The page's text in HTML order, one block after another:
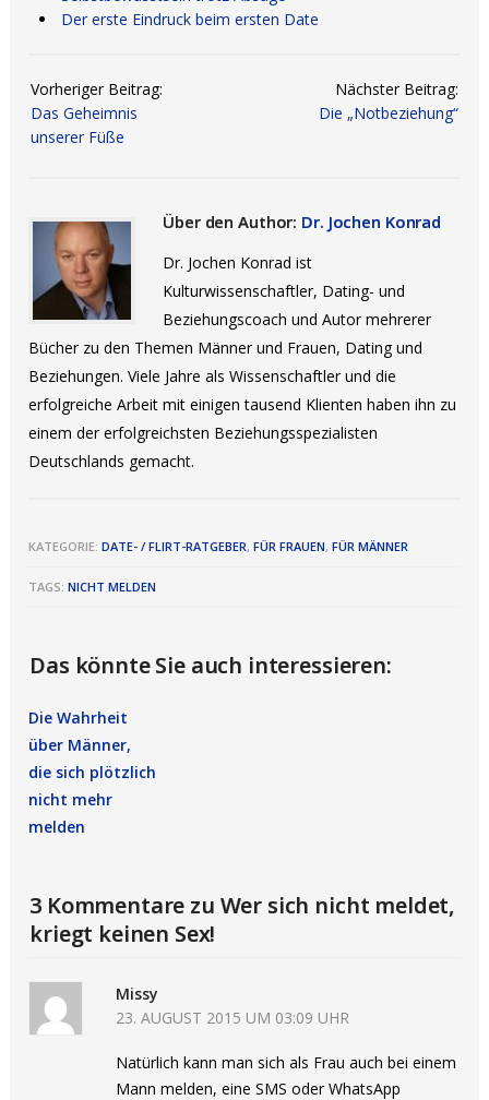
Der erste Eindruck beim ersten Date
Vorheriger Beitrag:
Das Geheimnis
unserer Füße
Nächster Beitrag:
Die „Notbeziehung“
Über den Author: Dr. Jochen Konrad
Dr. Jochen Konrad ist
Kulturwissenschaftler, Dating- und
Beziehungscoach und Autor mehrerer
Bücher zu den Themen Männer und Frauen, Dating und
Beziehungen. Viele Jahre als Wissenschaftler und die
erfolgreiche Arbeit mit einigen tausend Klienten haben ihn zu
einem der erfolgreichsten Beziehungsspezialisten
Deutschlands gemacht.
KATEGORIE:DATE- / FLIRT-RATGEBER,FÜR FRAUEN,FÜR MÄNNER
TAGS:NICHT MELDEN
Das könnte Sie auch interessieren:
Die Wahrheit
über Männer,
die sich plötzlich
nicht mehr
melden
3 Kommentare zu Wer sich nicht meldet,
kriegt keinen Sex!
Missy
23. AUGUST 2015 UM 03:09 UHR
Natürlich kann man sich als Frau auch bei einem
Mann melden, eine SMS oder WhatsApp